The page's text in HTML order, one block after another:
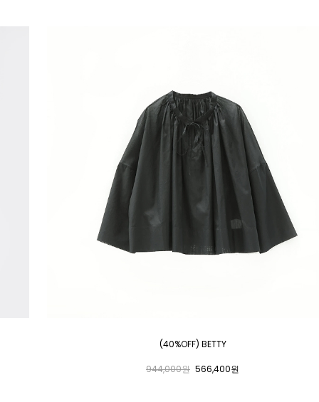
(40%OFF) BETTY
944,000원 566,400원